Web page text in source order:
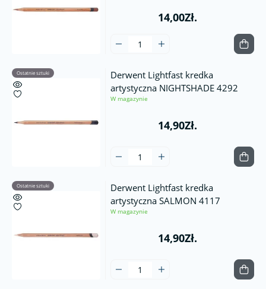
14,00Zł.
Ostatnie sztuki
Derwent Lightfast kredka
artystyczna NIGHTSHADE 4292
W magazynie
14,90Zł.
Ostatnie sztuki
Derwent Lightfast kredka
artystyczna SALMON 4117
W magazynie
14,90Zł.